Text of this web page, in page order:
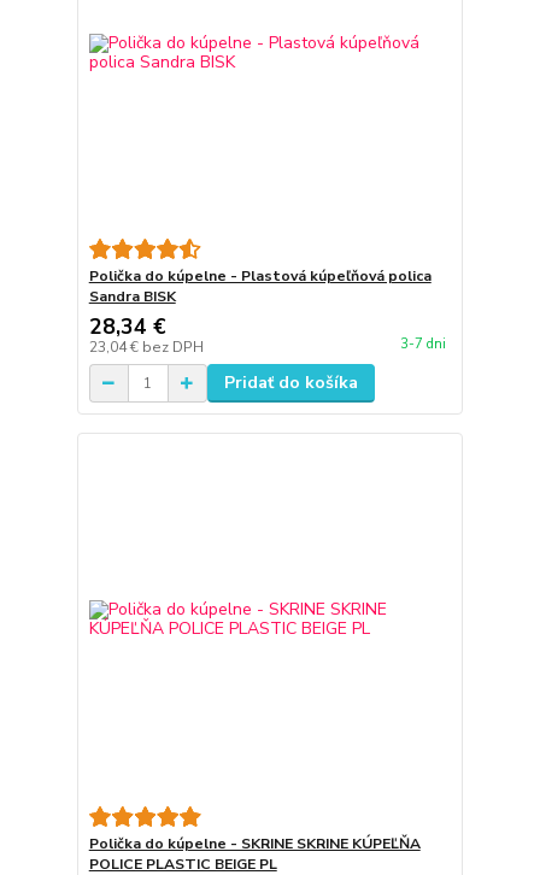
Polička do kúpelne - Plastová kúpeľňová polica
Sandra BISK
28,34 €
23,04 € bez DPH 3-7 dni
Pridať do košíka
Polička do kúpelne - SKRINE SKRINE KÚPEĽŇA
POLICE PLASTIC BEIGE PL